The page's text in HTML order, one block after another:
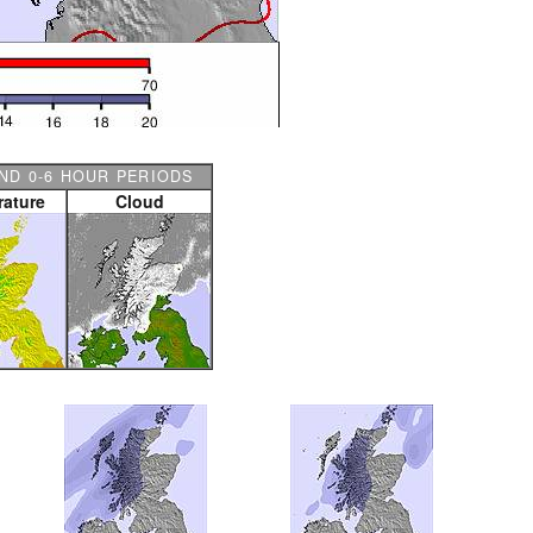
0-6 HOUR PERIODS
Cloud